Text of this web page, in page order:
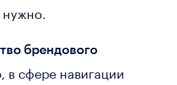
брендового
в сфере навигации